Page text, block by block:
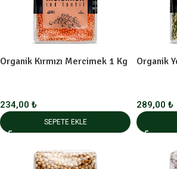
Organik Kırmızı Mercimek 1 Kg
234,00 ₺
SEPETE EKLE
Organik
289,00 ₺